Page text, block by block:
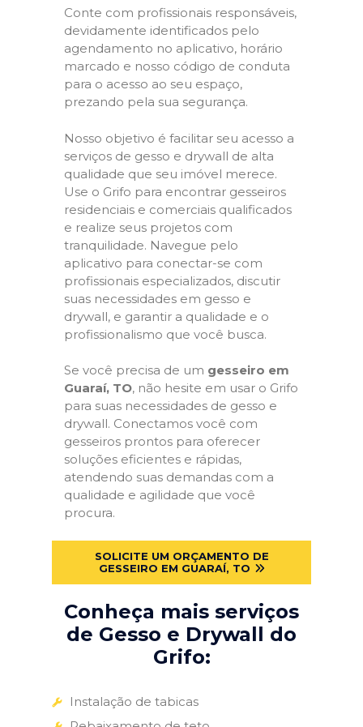
Conte com profissionais responsáveis,
devidamente identificados pelo
agendamento no aplicativo, horário
marcado e nosso código de conduta
para o acesso ao seu espaço,
prezando pela sua segurança.
Nosso objetivo é facilitar seu acesso a
serviços de gesso e drywall de alta
qualidade que seu imóvel merece.
Use o Grifo para encontrar gesseiros
residenciais e comerciais qualificados
e realize seus projetos com
tranquilidade. Navegue pelo
aplicativo para conectar-se com
profissionais especializados, discutir
suas necessidades em gesso e
drywall, e garantir a qualidade e o
profissionalismo que você busca.
Se você precisa de um gesseiro em
Guaraí, TO, não hesite em usar o Grifo
para suas necessidades de gesso e
drywall. Conectamos você com
gesseiros prontos para oferecer
soluções eficientes e rápidas,
atendendo suas demandas com a
qualidade e agilidade que você
procura.
SOLICITE UM ORÇAMENTO DE
GESSEIRO EM GUARAÍ, TO
Conheça mais serviços
de Gesso e Drywall do
Grifo:
Instalação de tabicas